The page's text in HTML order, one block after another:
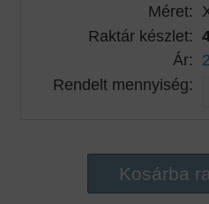
Méret:
Raktár készlet:
Ár:
Rendelt mennyiség:
Kosárba